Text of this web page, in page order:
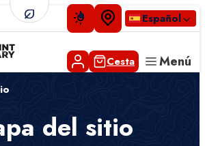
Español
Cesta Menú
del sitio